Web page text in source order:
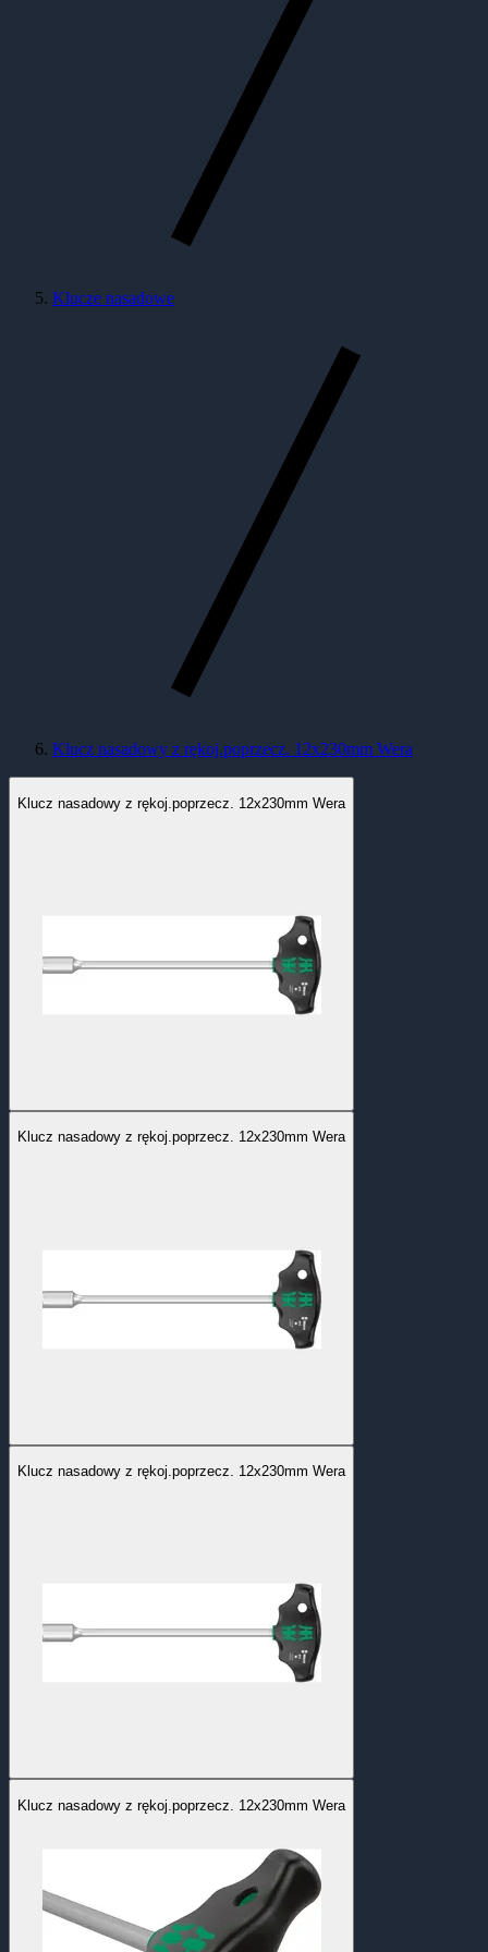
Klucze nasadowe
Klucz nasadowy z rękoj.poprzecz. 12x230mm Wera
Klucz nasadowy z rękoj.poprzecz. 12x230mm Wera
Klucz nasadowy z rękoj.poprzecz. 12x230mm Wera
Klucz nasadowy z rękoj.poprzecz. 12x230mm Wera
Klucz nasadowy z rękoj.poprzecz. 12x230mm Wera